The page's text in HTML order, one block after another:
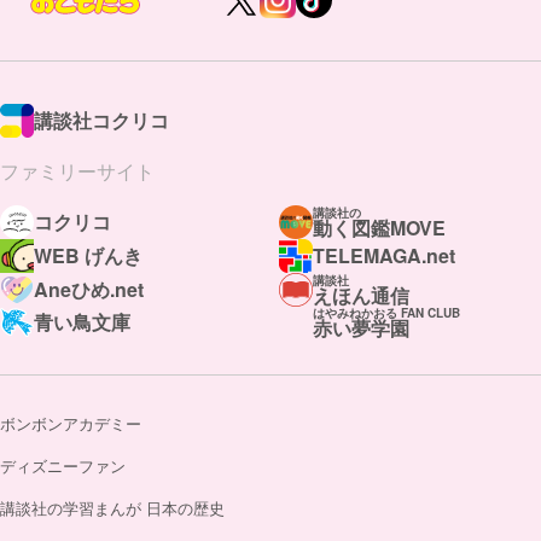
講談社コクリコ
ファミリーサイト
コクリコ
講談社の
動く図鑑MOVE
WEB げんき
TELEMAGA.net
Aneひめ.net
講談社
えほん通信
青い鳥文庫
はやみねかおる FAN CLUB
赤い夢学園
ボンボンアカデミー
ディズニーファン
講談社の学習まんが 日本の歴史